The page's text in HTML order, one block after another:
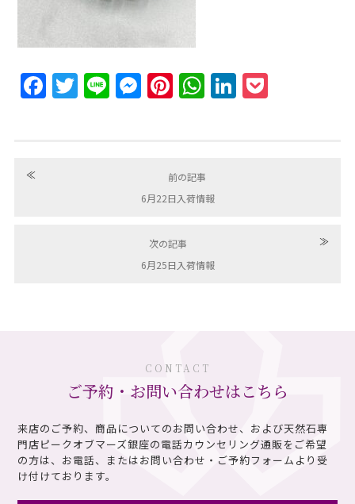
FacebookTwitterLine MessengerPinterestWhatsAppLinkedIn
≪
前の記事
6月22日入荷情報
次の記事
≫
6月25日入荷情報
CONTACT
ご予約・お問い合わせはこちら
来店のご予約、商品についてのお問い合わせ、および天然石専
門店ピークオブマーズ銀座の電話カウンセリング通販を ご希望
の方は、お電話、またはお問い合わせ・ご予約フォームより受
け付けております。